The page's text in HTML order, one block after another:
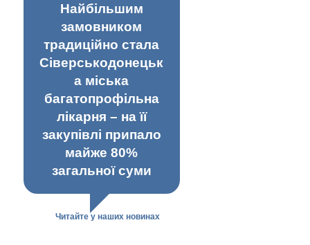
Найбільшим
замовником
традиційно стала
Сіверськодонецьк
а міська
багатопрофільна
лікарня – на її
закупівлі припало
майже 80%
загальної суми
Читайте у наших новинах